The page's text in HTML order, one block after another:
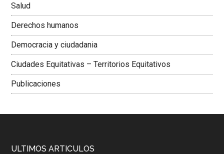
Salud
Derechos humanos
Democracia y ciudadania
Ciudades Equitativas – Territorios Equitativos
Publicaciones
ULTIMOS ARTICULOS